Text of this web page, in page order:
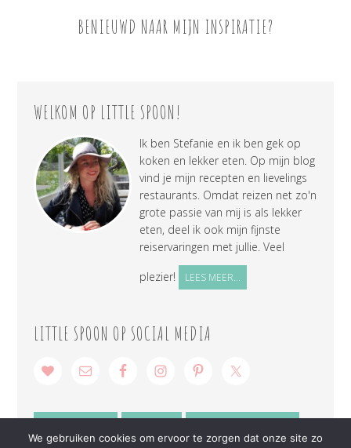
BENIEUWD NAAR MIJN INSPIRATIE?
WELKOM OP LITTLE SPOON!
Ik ben Stefanie en ik ben gek op
koken en lekker eten. Op mijn blog
vind je mijn recepten en lievelings
restaurants. Omdat reizen net zo'n
grote passie van mij is als lekker
eten, deel ik ook mijn fijnste
reiservaringen met jullie. Veel
plezier!
LEES MEER...
LITTLE SPOON OP SOCIAL MEDIA
We gebruiken cookies om ervoor te zorgen dat onze site zo